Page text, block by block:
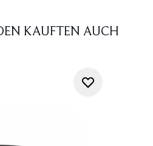
KAUFTEN AUCH